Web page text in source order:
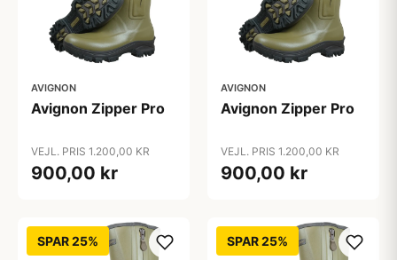
AVIGNON
Avignon Zipper Pro
VEJL. PRIS 1.200,00 KR
900,00 kr
AVIGNON
Avignon Zipper Pro
VEJL. PRIS 1.200,00 KR
900,00 kr
SPAR 25% SPAR 25%